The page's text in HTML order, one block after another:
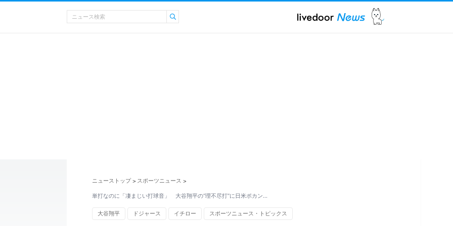
ニューストップ > スポーツニュース >
単打なのに「凄まじい打球音」 大谷翔平の“理不尽打”に日米ポカン…
大谷翔平 ドジャース イチロー スポーツニュース・トピックス